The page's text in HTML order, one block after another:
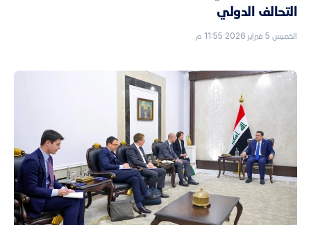
التحالف الدولي
الخميس 5 فبراير 2026 11:55 م